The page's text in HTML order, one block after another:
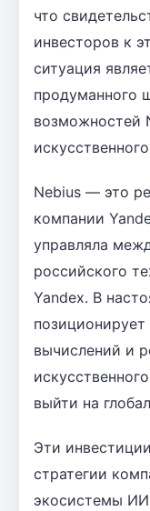
что
инвесторов к
ситуация
продуманного
возможностей
Nebius — это
компании
управляла
российского
Yandex. В
вычислений и
выйти на
Эти
стратегии
экосистемы